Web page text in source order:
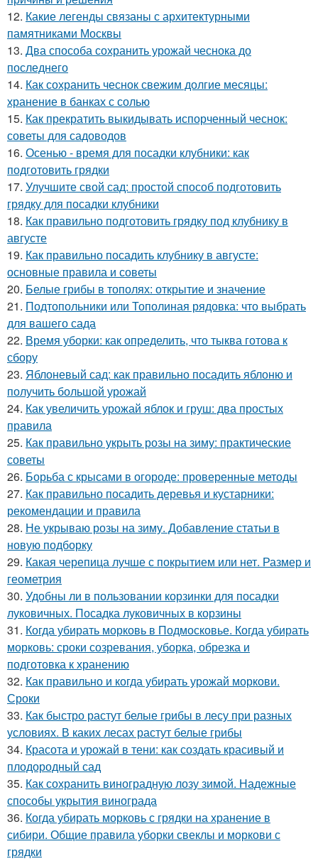
12. Какие легенды связаны с архитектурными
памятниками Москвы
13. Два способа сохранить урожай чеснока до
последнего
14. Как сохранить чеснок свежим долгие месяцы:
хранение в банках с солью
15. Как прекратить выкидывать испорченный чеснок:
советы для садоводов
16. Осенью - время для посадки клубники: как
подготовить грядки
17. Улучшите свой сад: простой способ подготовить
грядку для посадки клубники
18. Как правильно подготовить грядку под клубнику в
августе
19. Как правильно посадить клубнику в августе:
основные правила и советы
20. Белые грибы в тополях: открытие и значение
21. Подтопольники или Тополиная рядовка: что выбрать
для вашего сада
22. Время уборки: как определить, что тыква готова к
сбору
23. Яблоневый сад: как правильно посадить яблоню и
получить большой урожай
24. Как увеличить урожай яблок и груш: два простых
правила
25. Как правильно укрыть розы на зиму: практические
советы
26. Борьба с крысами в огороде: проверенные методы
27. Как правильно посадить деревья и кустарники:
рекомендации и правила
28. Не укрываю розы на зиму. Добавление статьи в
новую подборку
29. Какая черепица лучше с покрытием или нет. Размер и
геометрия
30. Удобны ли в пользовании корзинки для посадки
луковичных. Посадка луковичных в корзины
31. Когда убирать морковь в Подмосковье. Когда убирать
морковь: сроки созревания, уборка, обрезка и
подготовка к хранению
32. Как правильно и когда убирать урожай моркови.
Сроки
33. Как быстро растут белые грибы в лесу при разных
условиях. В каких лесах растут белые грибы
34. Красота и урожай в тени: как создать красивый и
плодородный сад
35. Как сохранить виноградную лозу зимой. Надежные
способы укрытия винограда
36. Когда убирать морковь с грядки на хранение в
сибири. Общие правила уборки свеклы и моркови с
грядки